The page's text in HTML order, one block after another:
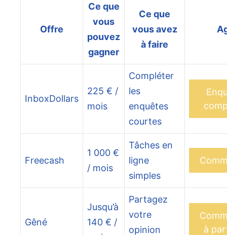
Offre
Ce que
vous
pouvez
gagner
Ce que
vous avez
à faire
InboxDollars
225 € /
mois
Compléter
les
enquêtes
courtes
Freecash
1 000 €
/ mois
Tâches en
ligne
simples
Gêné
Jusqu’à
140 € /
Partagez
votre
opinion
à